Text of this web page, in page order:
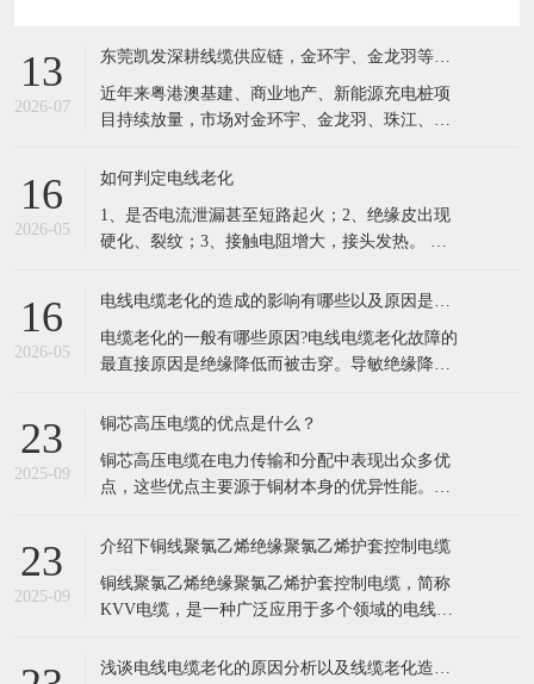
13
2026-07
东莞凯发深耕线缆供应链，金环宇、金龙羽等国标电缆现货充足，服务粤港澳工程市场
近年来粤港澳基建、商业地产、新能源充电桩项
目持续放量，市场对金环宇、金龙羽、珠江、成
的凯发电线电缆，依托十年行业积淀，搭建一站
应商。 公司现有六万余种线缆规格现货储备，覆
盖35KV高压电缆、低烟
16
2026-05
如何判定电线老化
1、是否电流泄漏甚至短路起火；2、绝缘皮出现
硬化、裂纹；3、接触电阻增大，接头发热。 列
荷运行。超负荷运行，由于电流的热效应，负载
集肤效应以及钢铠的涡流损耗、绝缘介质损耗也
会产乍附加热量，从而使电
16
2026-05
电缆老化的一般有哪些原因?电线电缆老化故障的
最直接原因是绝缘降低而被击穿。导敏绝缘降低
乎以下几种情况。 1、电缆老化原因:外力损伤。
展中的 海浦东，现在相当多的电缆故障都是由于
机械损伤引起的。比如：电缆敷设
23
2025-09
铜芯高压电缆的优点是什么？
铜芯高压电缆在电力传输和分配中表现出众多优
点，这些优点主要源于铜材本身的优异性能。以
电阻率远低于铝，这意味着在相同条件下，铜芯
体来说，铜芯电缆的
23
2025-09
介绍下铜线聚氯乙烯绝缘聚氯乙烯护套控制电缆
铜线聚氯乙烯绝缘聚氯乙烯护套控制电缆，简称
KVV电缆，是一种广泛应用于多个领域的电线电
KVV电缆是一种由铜芯线作为导体，外覆聚氯乙浅谈电线电缆老化的原因分析以及线缆老化造成的影响